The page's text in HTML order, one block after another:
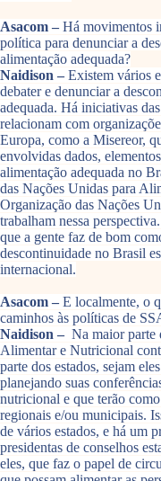
Asacom – Há movimentos
política para denunciar a
alimentação adequada?
Naidison – Existem vários
debater e denunciar a
adequada. Há iniciativas
relacionam com
Europa, como a Misereor,
envolvidas dados,
alimentação adequada no
das Nações Unidas para
Organização das Nações
trabalham nessa
que a gente faz de bom
descontinuidade no Brasil
internacional.
Asacom – E localmente, o
caminhos às políticas de
Naidison – Na maior parte
Alimentar e Nutricional
parte dos estados, sejam
planejando suas
nutricional e que terão
regionais e/ou municipais.
de vários estados, e há um
presidentas de conselhos
eles, que faz o papel de